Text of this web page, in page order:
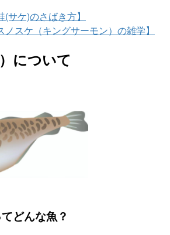
(サケ)のさばき方】
ノスケ（キングサーモン）の雑学】
について
どんな魚？